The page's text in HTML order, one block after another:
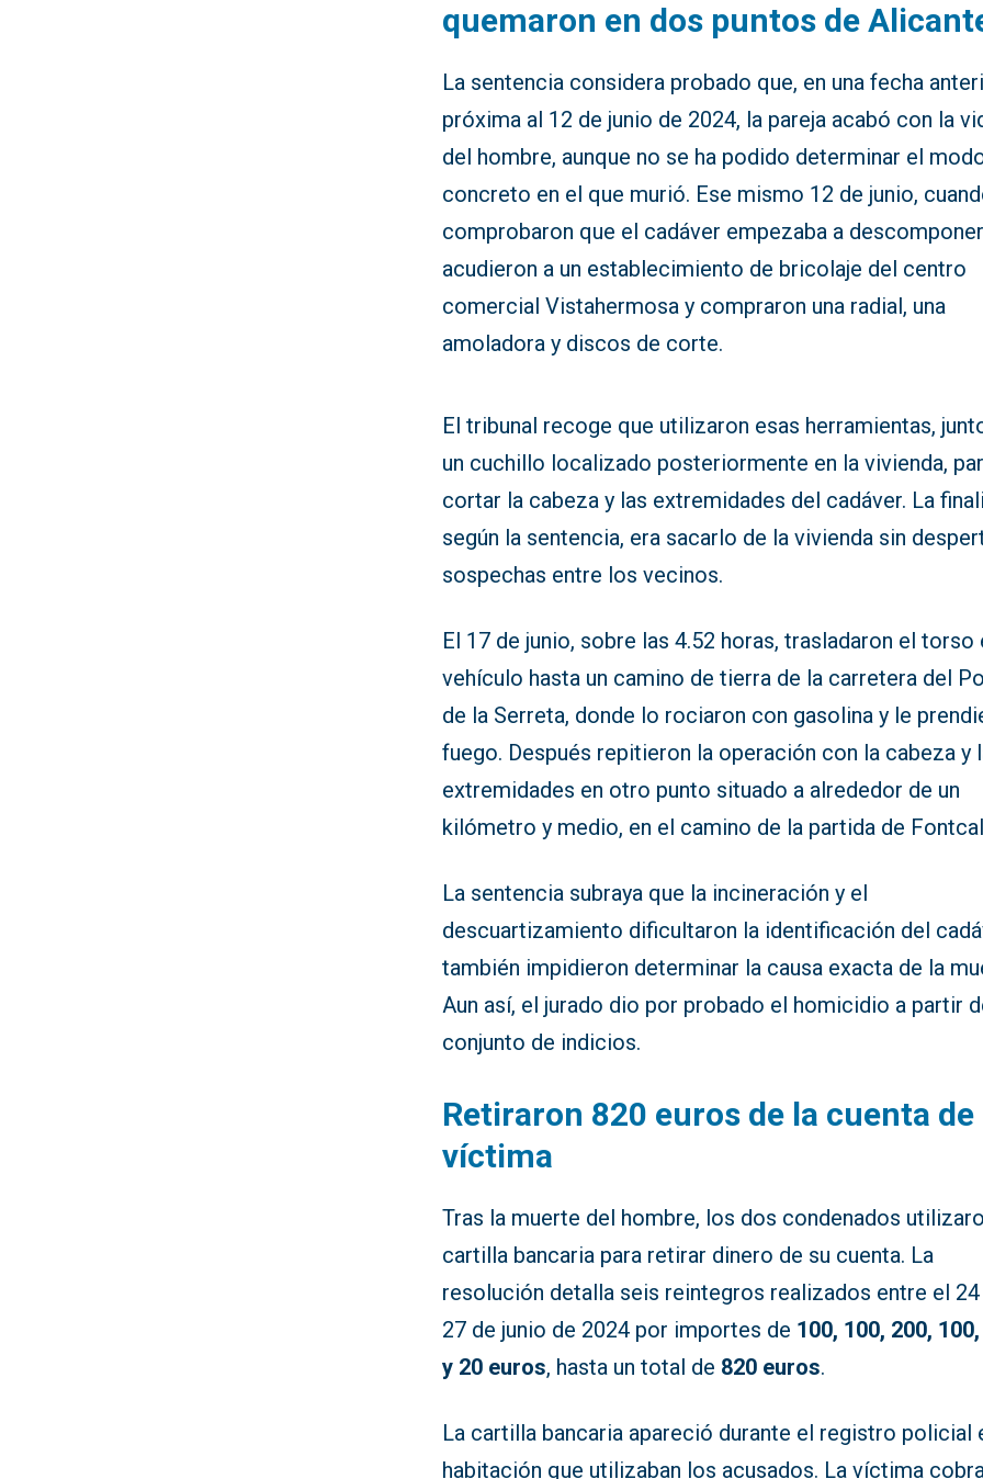
quemaron en dos puntos de
La sentencia considera probado que, en una fecha
próxima al 12 de junio de 2024, la pareja acabó con la
del hombre, aunque no se ha podido determinar el
concreto en el que murió. Ese mismo 12 de junio,
comprobaron que el cadáver empezaba a
acudieron a un establecimiento de bricolaje del centro
comercial Vistahermosa y compraron una radial, una
amoladora y discos de corte.
El tribunal recoge que utilizaron esas herramientas,
un cuchillo localizado posteriormente en la vivienda,
cortar la cabeza y las extremidades del cadáver. La
según la sentencia, era sacarlo de la vivienda sin
sospechas entre los vecinos.
El 17 de junio, sobre las 4.52 horas, trasladaron el torso
vehículo hasta un camino de tierra de la carretera del
de la Serreta, donde lo rociaron con gasolina y le
fuego. Después repitieron la operación con la cabeza y
extremidades en otro punto situado a alrededor de un
kilómetro y medio, en el camino de la partida de
La sentencia subraya que la incineración y el
descuartizamiento dificultaron la identificación del
también impidieron determinar la causa exacta de la
Aun así, el jurado dio por probado el homicidio a partir
conjunto de indicios.
Retiraron 820 euros de la cuenta de
víctima
Tras la muerte del hombre, los dos condenados
cartilla bancaria para retirar dinero de su cuenta. La
resolución detalla seis reintegros realizados entre el 24
27 de junio de 2024 por importes de 100, 100, 200,
y 20 euros, hasta un total de 820 euros.
La cartilla bancaria apareció durante el registro policial
habitación que utilizaban los acusados. La víctima